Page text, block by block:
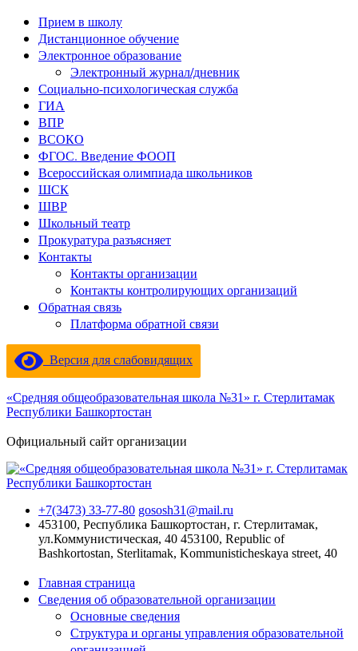
Прием в школу
Дистанционное обучение
Электронное образование
Электронный журнал/дневник
Социально-психологическая служба
ГИА
ВПР
ВСОКО
ФГОС. Введение ФООП
Всероссийская олимпиада школьников
ШСК
ШВР
Школьный театр
Прокуратура разъясняет
Контакты
Контакты организации
Контакты контролирующих организаций
Обратная связь
Платформа обратной связи
Версия для слабовидящих
«Средняя общеобразовательная школа №31» г. Стерлитамак
Республики Башкортостан
Официальный сайт организации
+7(3473) 33-77-80 gososh31@mail.ru
453100, Республика Башкортостан, г. Стерлитамак,
ул.Коммунистическая, 40 453100, Republic of
Bashkortostan, Sterlitamak, Kommunisticheskaya street, 40
Главная страница
Сведения об образовательной организации
Основные сведения
Структура и органы управления образовательной